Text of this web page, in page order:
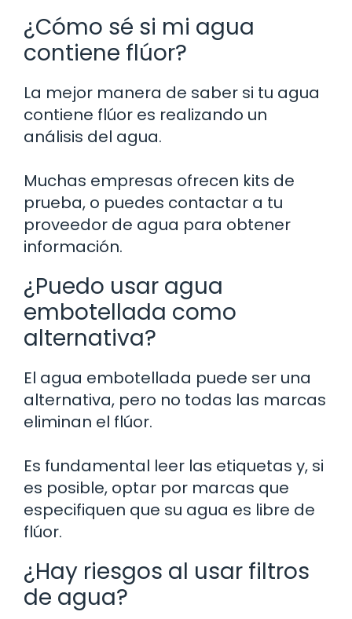
¿Cómo sé si mi agua
contiene flúor?
La mejor manera de saber si tu agua
contiene flúor es realizando un
análisis del agua.
Muchas empresas ofrecen kits de
prueba, o puedes contactar a tu
proveedor de agua para obtener
información.
¿Puedo usar agua
embotellada como
alternativa?
El agua embotellada puede ser una
alternativa, pero no todas las marcas
eliminan el flúor.
Es fundamental leer las etiquetas y, si
es posible, optar por marcas que
especifiquen que su agua es libre de
flúor.
¿Hay riesgos al usar filtros
de agua?